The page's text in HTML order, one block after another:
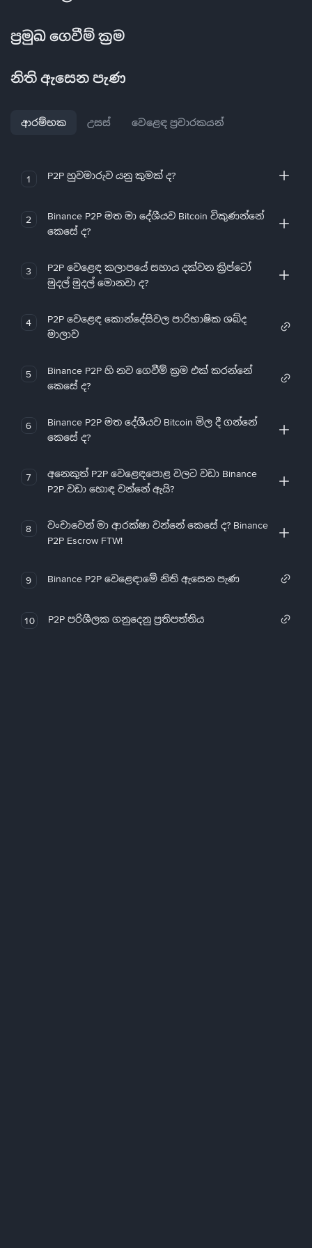
ප්‍රමුඛ ගෙවීම් ක්‍රම
නිති ඇසෙන පැණ
ආරම්භක උසස් වෙළෙඳ ප්‍රචාරකයන්
1 P2P හුවමාරුව යනු කුමක් ද?
2
Binance P2P මත මා දේශීයව Bitcoin විකුණන්නේ
කෙසේ ද?
3
P2P වෙළෙඳ කලාපයේ සහාය දක්වන ක්‍රිප්ටෝ
මුදල් මුදල් මොනවා ද?
4
P2P වෙළෙඳ කොන්දේසිවල පාරිභාෂික ශබ්ද
මාලාව
5
Binance P2P හි නව ගෙවීම් ක්‍රම එක් කරන්නේ
කෙසේ ද?
6
Binance P2P මත දේශීයව Bitcoin මිල දී ගන්නේ
කෙසේ ද?
7
අනෙකුත් P2P වෙළෙඳපොළ වලට වඩා Binance
P2P වඩා හොඳ වන්නේ ඇයි?
8
වංචාවෙන් මා ආරක්ෂා වන්නේ කෙසේ ද? Binance
P2P Escrow FTW!
9 Binance P2P වෙළෙඳාමේ නිති ඇසෙන පැණ
10 P2P පරිශීලක ගනුදෙනු ප්‍රතිපත්තිය